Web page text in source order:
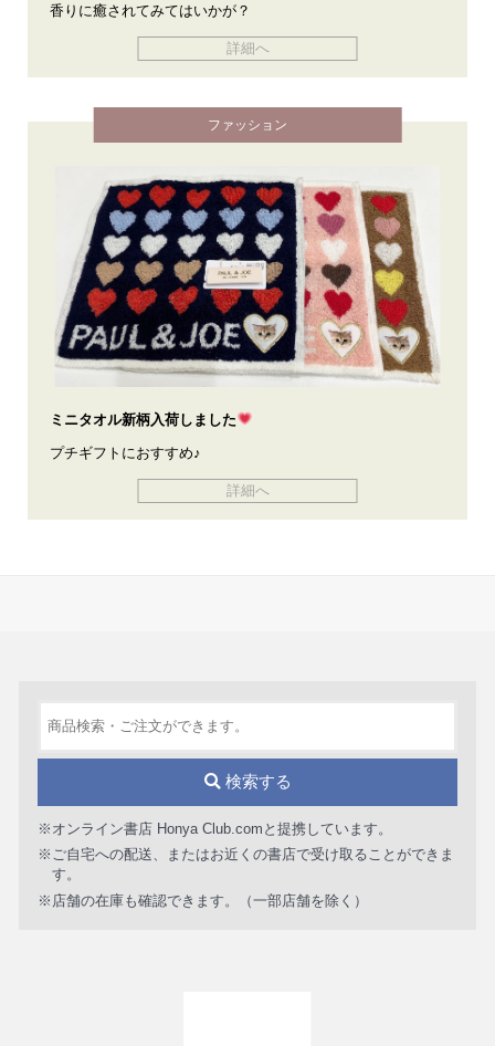
香りに癒されてみてはいかが？
詳細へ
ファッション
ミニタオル新柄入荷しました
プチギフトにおすすめ♪
詳細へ
検索する
※オンライン書店 Honya Club.comと提携しています。
※ご自宅への配送、またはお近くの書店で受け取ることができま
す。
※店舗の在庫も確認できます。（一部店舗を除く）